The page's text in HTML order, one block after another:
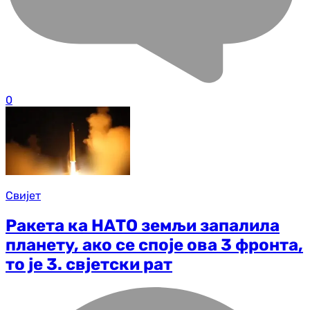
0
Свијет
Ракета ка НАТО земљи запалила
планету, ако се споје ова 3 фронта,
то је 3. свјетски рат